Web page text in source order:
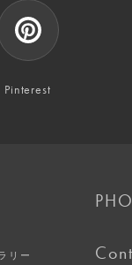
Pinterest
リー